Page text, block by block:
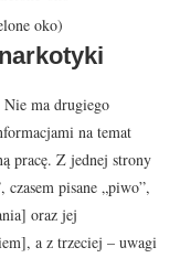
oko)
ma drugiego
na temat
pracę. Z jednej strony
pisane „piwo”,
oraz jej
a z trzeciej – uwagi